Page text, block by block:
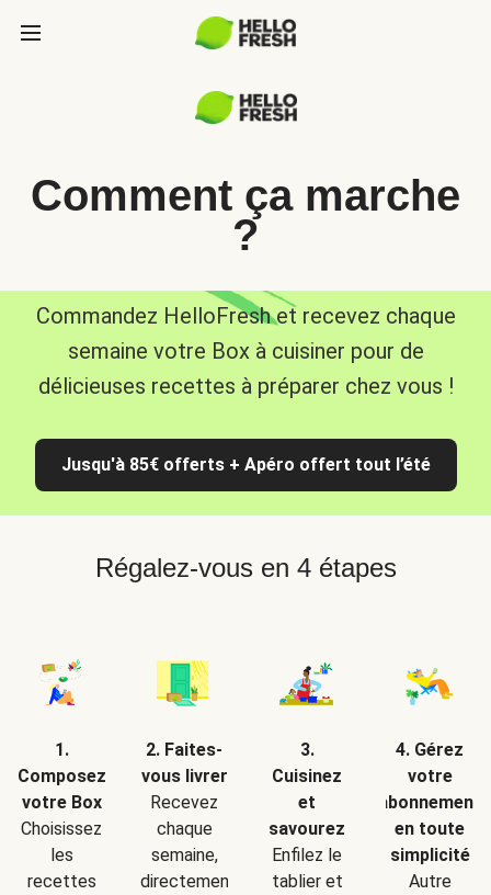
Comment ça marche
?
Commandez HelloFresh et recevez chaque
semaine votre Box à cuisiner pour de
délicieuses recettes à préparer chez vous !
Jusqu'à 85€ offerts + Apéro offert tout l’été
Régalez-vous en 4 étapes
1.
Composez
votre Box
Choisissez
les
recettes
2. Faites-
vous livrer
Recevez
chaque
semaine,
directement
3.
Cuisinez
et
savourez
Enfilez le
tablier et
4. Gérez
votre
abonnement
en toute
simplicité
Autre